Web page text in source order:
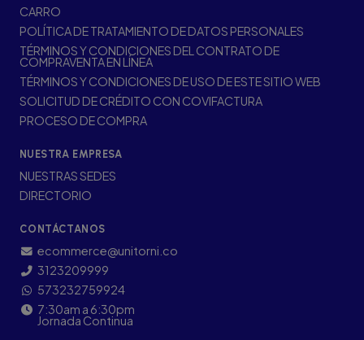
CARRO
POLÍTICA DE TRATAMIENTO DE DATOS PERSONALES
TÉRMINOS Y CONDICIONES DEL CONTRATO DE
COMPRAVENTA EN LÍNEA
TÉRMINOS Y CONDICIONES DE USO DE ESTE SITIO WEB
SOLICITUD DE CRÉDITO CON COVIFACTURA
PROCESO DE COMPRA
NUESTRA EMPRESA
NUESTRAS SEDES
DIRECTORIO
CONTÁCTANOS
ecommerce@unitorni.co
3123209999
573232759924
7:30am a 6:30pm
Jornada Continua